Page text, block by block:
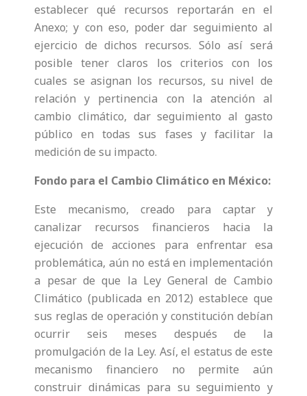
establecer qué recursos reportarán en el
Anexo; y con eso, poder dar seguimiento al
ejercicio de dichos recursos. Sólo así será
posible tener claros los criterios con los
cuales se asignan los recursos, su nivel de
relación y pertinencia con la atención al
cambio climático, dar seguimiento al gasto
público en todas sus fases y facilitar la
medición de su impacto.
Fondo para el Cambio Climático en México:
Este mecanismo, creado para captar y
canalizar recursos financieros hacia la
ejecución de acciones para enfrentar esa
problemática, aún no está en implementación
a pesar de que la Ley General de Cambio
Climático (publicada en 2012) establece que
sus reglas de operación y constitución debían
ocurrir seis meses después de la
promulgación de la Ley. Así, el estatus de este
mecanismo financiero no permite aún
construir dinámicas para su seguimiento y